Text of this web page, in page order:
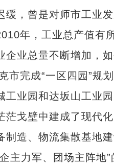
，曾是对师市工业发
年，工业总产值有
企业总量不断增加，
完成“一区四园”规划
工业园和达坂山工业
戈壁中建成了现代化
制造、物流集散基地
主力军、团场主阵地”